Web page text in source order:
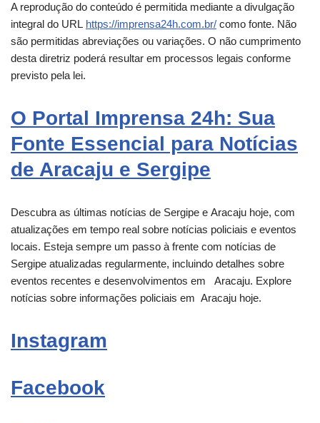
A reprodução do conteúdo é permitida mediante a divulgação
integral do URL https://imprensa24h.com.br/ como fonte. Não
são permitidas abreviações ou variações. O não cumprimento
desta diretriz poderá resultar em processos legais conforme
previsto pela lei.
O Portal Imprensa 24h: Sua
Fonte Essencial para Notícias
de Aracaju e Sergipe
Descubra as últimas notícias de Sergipe e Aracaju hoje, com
atualizações em tempo real sobre notícias policiais e eventos
locais. Esteja sempre um passo à frente com notícias de
Sergipe atualizadas regularmente, incluindo detalhes sobre
eventos recentes e desenvolvimentos em Aracaju. Explore
notícias sobre informações policiais em Aracaju hoje.
Instagram
Facebook